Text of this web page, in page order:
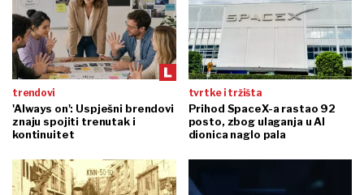
trendovi
'Always on': Uspješni brendovi
znaju spojiti trenutak i
kontinuitet
tvrtke i tržišta
Prihod SpaceX-a rastao 92
posto, zbog ulaganja u AI
dionica naglo pala